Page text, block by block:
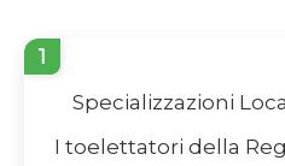
1
Specializzazioni
I toelettatori della